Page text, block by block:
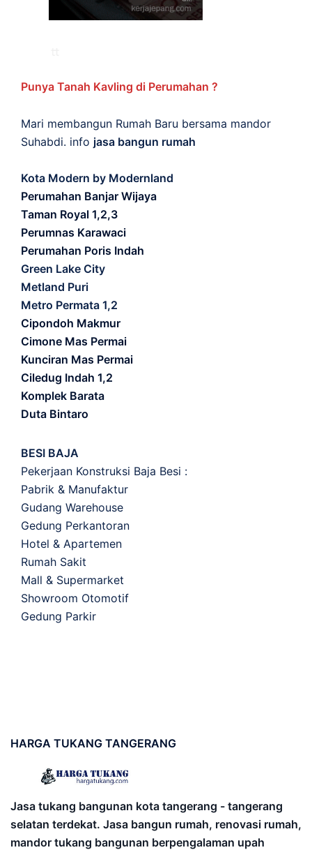
Punya Tanah Kavling di Perumahan ?
Mari membangun Rumah Baru bersama mandor
Suhabdi. info jasa bangun rumah
Kota Modern by Modernland
Perumahan Banjar Wijaya
Taman Royal 1,2,3
Perumnas Karawaci
Perumahan Poris Indah
Green Lake City
Metland Puri
Metro Permata 1,2
Cipondoh Makmur
Cimone Mas Permai
Kunciran Mas Permai
Ciledug Indah 1,2
Komplek Barata
Duta Bintaro
BESI BAJA
Pekerjaan Konstruksi Baja Besi :
Pabrik & Manufaktur
Gudang Warehouse
Gedung Perkantoran
Hotel & Apartemen
Rumah Sakit
Mall & Supermarket
Showroom Otomotif
Gedung Parkir
HARGA TUKANG TANGERANG
Jasa tukang bangunan kota tangerang - tangerang
selatan terdekat. Jasa bangun rumah, renovasi rumah,
mandor tukang bangunan berpengalaman upah